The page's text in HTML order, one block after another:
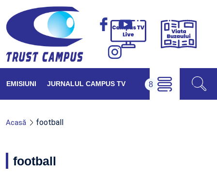
Campus
Viața
EMISIUNI JURNALUL CAMPUS TV
Acasă football
football